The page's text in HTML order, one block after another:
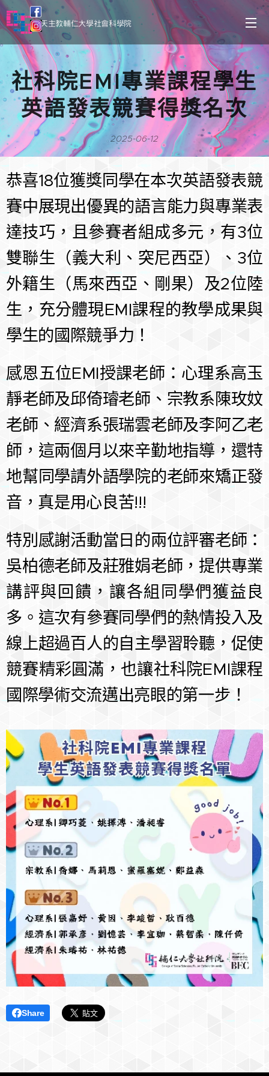
天主教輔仁大學社會科學院
社科院EMI專業課程學生
英語發表競賽得獎名次
2025-06-12
恭喜18位獲獎同學在本次英語發表競
賽中展現出優異的語言能力與專業表
達技巧，且參賽者組成多元，有3位
雙聯生（義大利、突尼西亞）、3位
外籍生（馬來西亞、剛果）及2位陸
生，充分體現EMI課程的教學成果與
學生的國際競爭力！
感恩五位EMI授課老師：心理系高玉
靜老師及邱倚璿老師、宗教系陳玫妏
老師、經濟系張瑞雲老師及李阿乙老
師，這兩個月以來辛勤地指導，還特
地幫同學請外語學院的老師來矯正發
音，真是用心良苦!!!
特別感謝活動當日的兩位評審老師：
吳柏德老師及莊雅娟老師，提供專業
講評與回饋，讓各組同學們獲益良
多。這次有參賽同學們的熱情投入及
線上超過百人的自主學習聆聽，促使
競賽精彩圓滿，也讓社科院EMI課程
國際學術交流邁出亮眼的第一步！
Share